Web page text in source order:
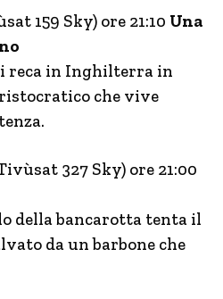
159 Sky) ore 21:10 Una
reca in Inghilterra in
che vive
327 Sky) ore 21:00
della bancarotta tenta il
da un barbone che